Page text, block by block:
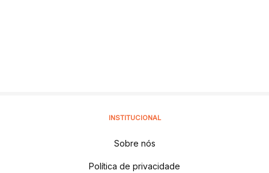
INSTITUCIONAL
Sobre nós
Política de privacidade